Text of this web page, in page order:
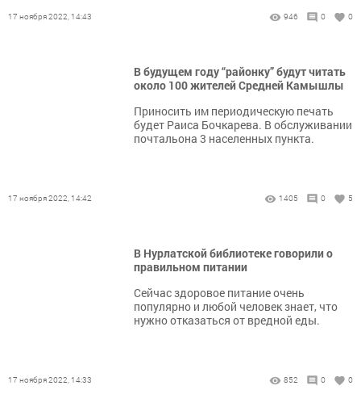
17 ноября 2022, 14:43 946 0 0
В будущем году “районку” будут читать
около 100 жителей Средней Камышлы
Приносить им периодическую печать
будет Раиса Бочкарева. В обслуживании
почтальона 3 населенных пункта.
17 ноября 2022, 14:42 1405 0 5
В Нурлатской библиотеке говорили о
правильном питании
Сейчас здоровое питание очень
популярно и любой человек знает, что
нужно отказаться от вредной еды.
17 ноября 2022, 14:33 852 0 0